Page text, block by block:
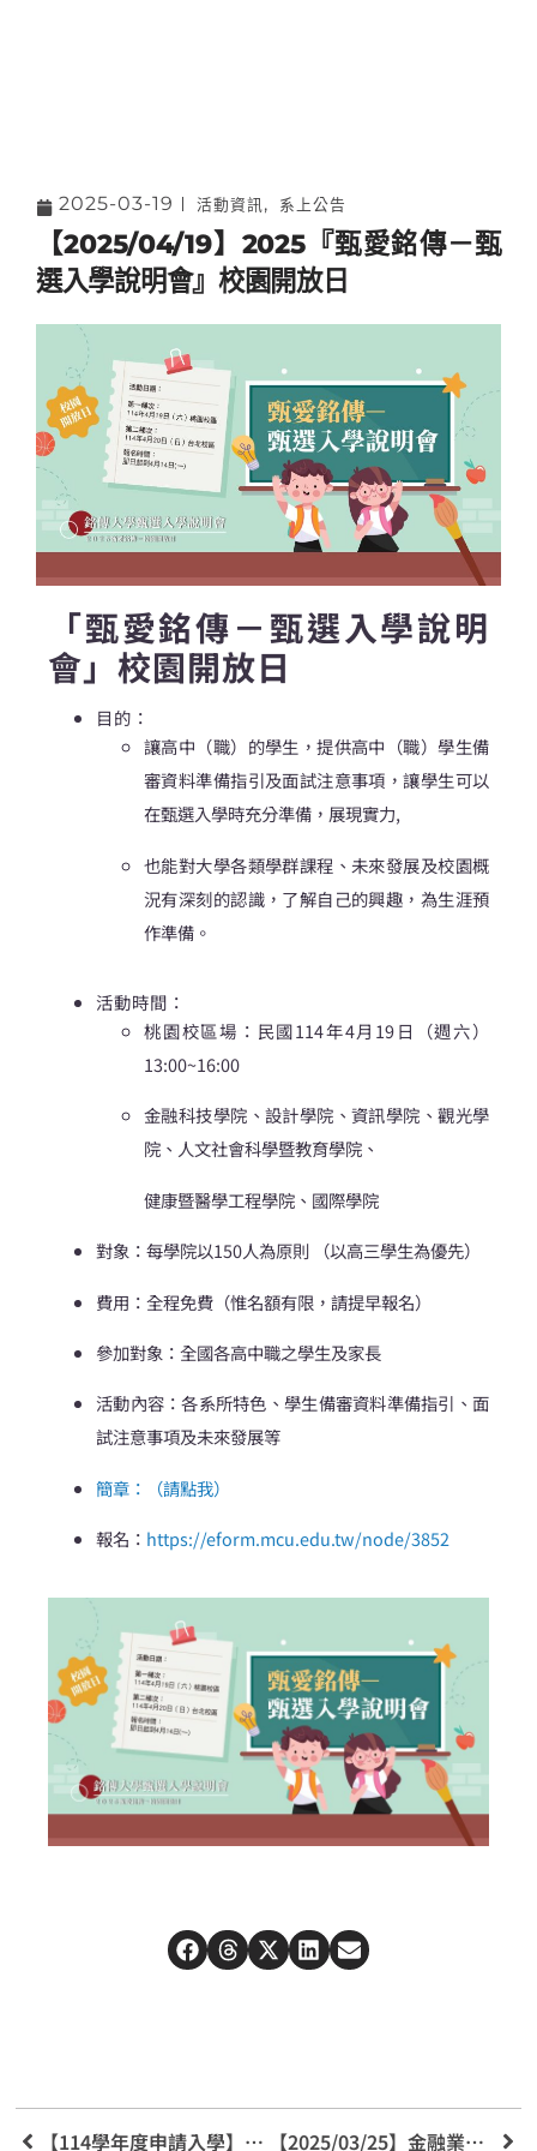
2025-03-19 活動資訊, 系上公告
【2025/04/19】2025『甄愛銘傳－甄
選入學說明會』校園開放日
「甄愛銘傳－甄選入學說明
會」校園開放日
目的：
讓高中（職）的學生，提供高中（職）學生備
審資料準備指引及面試注意事項，讓學生可以
在甄選入學時充分準備，展現實力,
也能對大學各類學群課程、未來發展及校園概
況有深刻的認識，了解自己的興趣，為生涯預
作準備。
活動時間：
桃園校區場：民國114年4月19日（週六）
13:00~16:00
金融科技學院、設計學院、資訊學院、觀光學
院、人文社會科學暨教育學院、
健康暨醫學工程學院、國際學院
對象：每學院以150人為原則 （以高三學生為優先）
費用：全程免費（惟名額有限，請提早報名）
參加對象：全國各高中職之學生及家長
活動內容：各系所特色、學生備審資料準備指引、面
試注意事項及未來發展等
簡章：（請點我）
報名： https://eform.mcu.edu.tw/node/3852
【114學年度申請入學】準備方向指引 【2025/03/25】金融業之就業規劃與準備